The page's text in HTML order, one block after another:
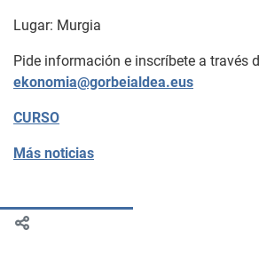
Lugar: Murgia
Pide información e inscríbete a través
ekonomia@gorbeialdea.eus
CURSO
Más noticias